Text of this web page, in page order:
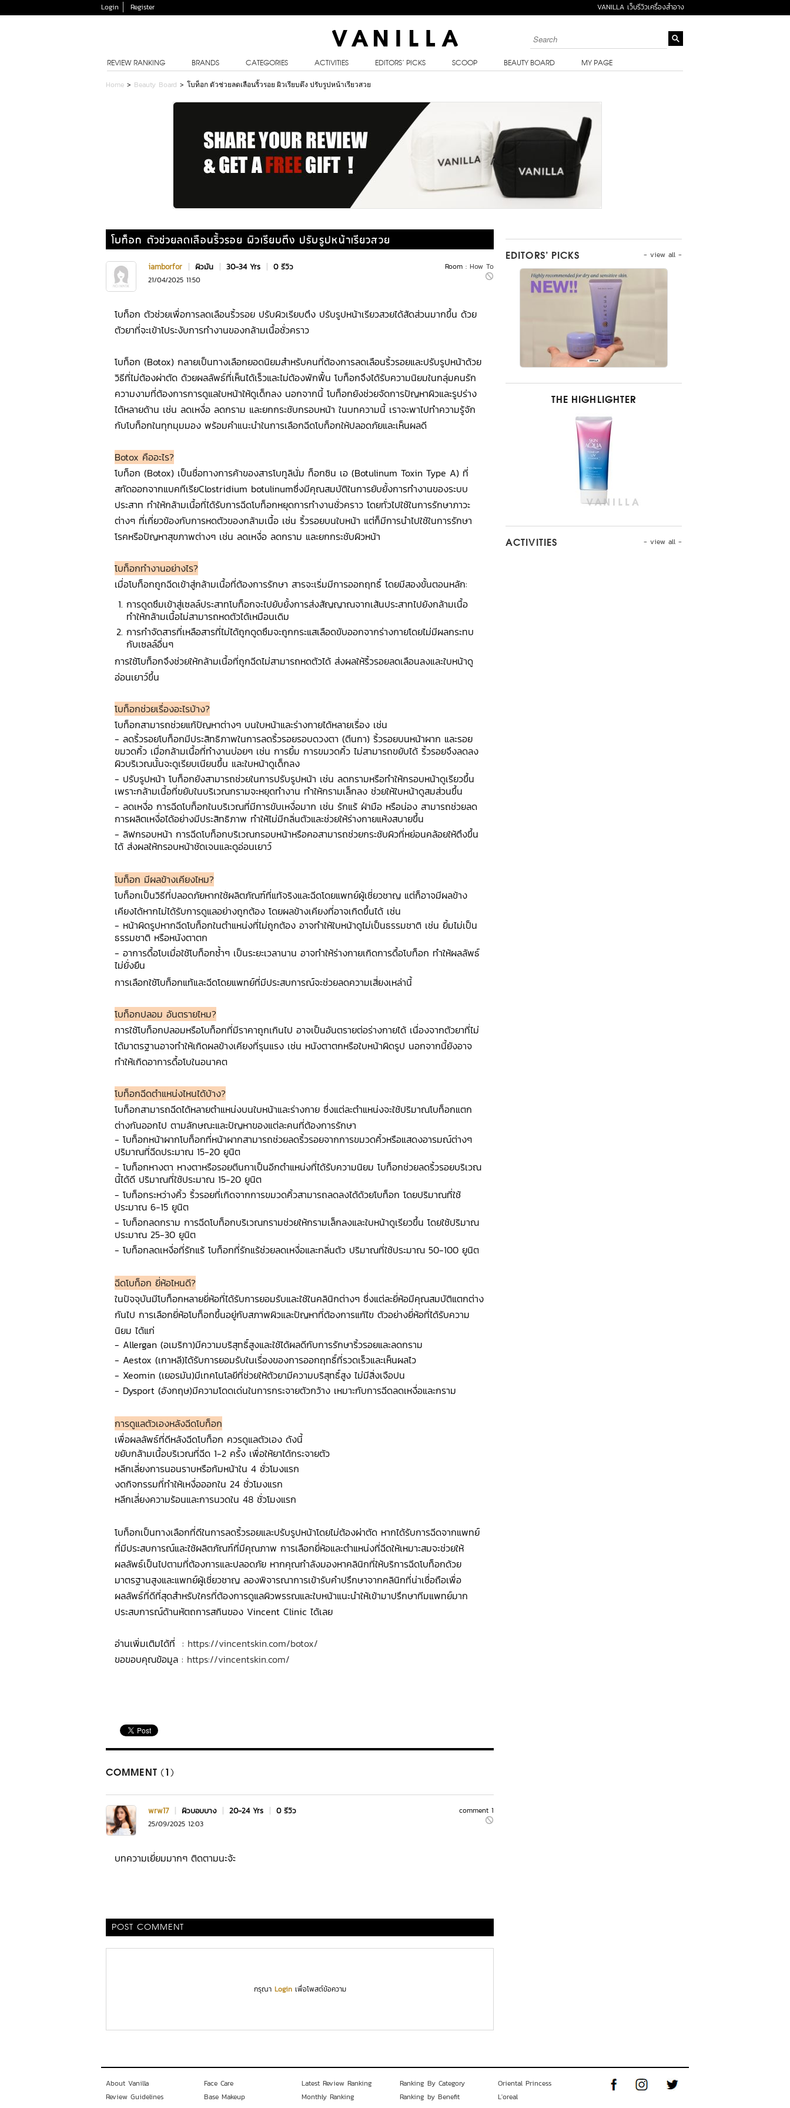
Login Register VANILLA เว็บรีวิวเครื่องสำอาง
REVIEW RANKING BRANDS CATEGORIES ACTIVITIES EDITORS’ PICKS SCOOP BEAUTY BOARD MY PAGE
Home > Beauty Board > โบท็อก ตัวช่วยลดเลือนริ้วรอย ผิวเรียบตึง ปรับรูปหน้าเรียวสวย
โบท็อก ตัวช่วยลดเลือนริ้วรอย ผิวเรียบตึง ปรับรูปหน้าเรียวสวย
Room : How To
iamborfor | ผิวมัน | 30-34 Yrs | 0 รีวิว
21/04/2025 11:50
โบท็อก ตัวช่วยเพื่อการลดเลือนริ้วรอย ปรับผิวเรียบตึง ปรับรูปหน้าเรียวสวยได้สัดส่วนมากขึ้น ด้วย
ตัวยาที่จะเข้าไประงับการทำงานของกล้ามเนื้อชั่วคราว
โบท็อก (Botox) กลายเป็นทางเลือกยอดนิยมสำหรับคนที่ต้องการลดเลือนริ้วรอยและปรับรูปหน้าด้วย
วิธีที่ไม่ต้องผ่าตัด ด้วยผลลัพธ์ที่เห็นได้เร็วและไม่ต้องพักฟื้น โบท็อกจึงได้รับความนิยมในกลุ่มคนรัก
ความงามที่ต้องการการดูแลใบหน้าให้ดูเด็กลง นอกจากนี้ โบท็อกยังช่วยจัดการปัญหาผิวและรูปร่าง
ได้หลายด้าน เช่น ลดเหงื่อ ลดกราม และยกกระชับกรอบหน้า ในบทความนี้ เราจะพาไปทำความรู้จัก
กับโบท็อกในทุกมุมมอง พร้อมคำแนะนำในการเลือกฉีดโบท็อกให้ปลอดภัยและเห็นผลดี
Botox คืออะไร?
โบท็อก (Botox) เป็นชื่อทางการค้าของสารโบทูลินั่ม ท็อกซิน เอ (Botulinum Toxin Type A) ที่
สกัดออกจากแบคทีเรียClostridium botulinumซึ่งมีคุณสมบัติในการยับยั้งการทำงานของระบบ
ประสาท ทำให้กล้ามเนื้อที่ได้รับการฉีดโบท็อกหยุดการทำงานชั่วคราว โดยทั่วไปใช้ในการรักษาภาวะ
ต่างๆ ที่เกี่ยวข้องกับการหดตัวของกล้ามเนื้อ เช่น ริ้วรอยบนใบหน้า แต่ก็มีการนำไปใช้ในการรักษา
โรคหรือปัญหาสุขภาพต่างๆ เช่น ลดเหงื่อ ลดกราม และยกกระชับผิวหน้า
โบท็อกทำงานอย่างไร?
เมื่อโบท็อกถูกฉีดเข้าสู่กล้ามเนื้อที่ต้องการรักษา สารจะเริ่มมีการออกฤทธิ์ โดยมีสองขั้นตอนหลัก:
การดูดซึมเข้าสู่เซลล์ประสาทโบท็อกจะไปยับยั้งการส่งสัญญาณจากเส้นประสาทไปยังกล้ามเนื้อ
ทำให้กล้ามเนื้อไม่สามารถหดตัวได้เหมือนเดิม
การกำจัดสารที่เหลือสารที่ไม่ได้ถูกดูดซึมจะถูกกระแสเลือดขับออกจากร่างกายโดยไม่มีผลกระทบ
กับเซลล์อื่นๆ
การใช้โบท็อกจึงช่วยให้กล้ามเนื้อที่ถูกฉีดไม่สามารถหดตัวได้ ส่งผลให้ริ้วรอยลดเลือนลงและใบหน้าดู
อ่อนเยาว์ขึ้น
โบท็อกช่วยเรื่องอะไรบ้าง?
โบท็อกสามารถช่วยแก้ปัญหาต่างๆ บนใบหน้าและร่างกายได้หลายเรื่อง เช่น
- ลดริ้วรอยโบท็อกมีประสิทธิภาพในการลดริ้วรอยรอบดวงตา (ตีนกา) ริ้วรอยบนหน้าผาก และรอย
ขมวดคิ้ว เมื่อกล้ามเนื้อที่ทำงานบ่อยๆ เช่น การยิ้ม การขมวดคิ้ว ไม่สามารถขยับได้ ริ้วรอยจึงลดลง
ผิวบริเวณนั้นจะดูเรียบเนียนขึ้น และใบหน้าดูเด็กลง
- ปรับรูปหน้า โบท็อกยังสามารถช่วยในการปรับรูปหน้า เช่น ลดกรามหรือทำให้กรอบหน้าดูเรียวขึ้น
เพราะกล้ามเนื้อที่ขยับในบริเวณกรามจะหยุดทำงาน ทำให้กรามเล็กลง ช่วยให้ใบหน้าดูสมส่วนขึ้น
- ลดเหงื่อ การฉีดโบท็อกในบริเวณที่มีการขับเหงื่อมาก เช่น รักแร้ ฝ่ามือ หรือน่อง สามารถช่วยลด
การผลิตเหงื่อได้อย่างมีประสิทธิภาพ ทำให้ไม่มีกลิ่นตัวและช่วยให้ร่างกายแห้งสบายขึ้น
- ลิฟกรอบหน้า การฉีดโบท็อกบริเวณกรอบหน้าหรือคอสามารถช่วยกระชับผิวที่หย่อนคล้อยให้ตึงขึ้น
ได้ ส่งผลให้กรอบหน้าชัดเจนและดูอ่อนเยาว์
โบท็อก มีผลข้างเคียงไหม?
โบท็อกเป็นวิธีที่ปลอดภัยหากใช้ผลิตภัณฑ์ที่แท้จริงและฉีดโดยแพทย์ผู้เชี่ยวชาญ แต่ก็อาจมีผลข้าง
เคียงได้หากไม่ได้รับการดูแลอย่างถูกต้อง โดยผลข้างเคียงที่อาจเกิดขึ้นได้ เช่น
- หน้าผิดรูปหากฉีดโบท็อกในตำแหน่งที่ไม่ถูกต้อง อาจทำให้ใบหน้าดูไม่เป็นธรรมชาติ เช่น ยิ้มไม่เป็น
ธรรมชาติ หรือหนังตาตก
- อาการดื้อโบเมื่อใช้โบท็อกซ้ำๆ เป็นระยะเวลานาน อาจทำให้ร่างกายเกิดการดื้อโบท็อก ทำให้ผลลัพธ์
ไม่ยั่งยืน
การเลือกใช้โบท็อกแท้และฉีดโดยแพทย์ที่มีประสบการณ์จะช่วยลดความเสี่ยงเหล่านี้
โบท็อกปลอม อันตรายไหม?
การใช้โบท็อกปลอมหรือโบท็อกที่มีราคาถูกเกินไป อาจเป็นอันตรายต่อร่างกายได้ เนื่องจากตัวยาที่ไม่
ได้มาตรฐานอาจทำให้เกิดผลข้างเคียงที่รุนแรง เช่น หนังตาตกหรือใบหน้าผิดรูป นอกจากนี้ยังอาจ
ทำให้เกิดอาการดื้อโบในอนาคต
โบท็อกฉีดตำแหน่งไหนได้บ้าง?
โบท็อกสามารถฉีดได้หลายตำแหน่งบนใบหน้าและร่างกาย ซึ่งแต่ละตำแหน่งจะใช้ปริมาณโบท็อกแตก
ต่างกันออกไป ตามลักษณะและปัญหาของแต่ละคนที่ต้องการรักษา
- โบท็อกหน้าผากโบท็อกที่หน้าผากสามารถช่วยลดริ้วรอยจากการขมวดคิ้วหรือแสดงอารมณ์ต่างๆ
ปริมาณที่ฉีดประมาณ 15-20 ยูนิต
- โบท็อกหางตา หางตาหรือรอยตีนกาเป็นอีกตำแหน่งที่ได้รับความนิยม โบท็อกช่วยลดริ้วรอยบริเวณ
นี้ได้ดี ปริมาณที่ใช้ประมาณ 15-20 ยูนิต
- โบท็อกระหว่างคิ้ว ริ้วรอยที่เกิดจากการขมวดคิ้วสามารถลดลงได้ด้วยโบท็อก โดยปริมาณที่ใช้
ประมาณ 6-15 ยูนิต
- โบท็อกลดกราม การฉีดโบท็อกบริเวณกรามช่วยให้กรามเล็กลงและใบหน้าดูเรียวขึ้น โดยใช้ปริมาณ
ประมาณ 25-30 ยูนิต
- โบท็อกลดเหงื่อที่รักแร้ โบท็อกที่รักแร้ช่วยลดเหงื่อและกลิ่นตัว ปริมาณที่ใช้ประมาณ 50-100 ยูนิต
ฉีดโบท็อก ยี่ห้อไหนดี?
ในปัจจุบันมีโบท็อกหลายยี่ห้อที่ได้รับการยอมรับและใช้ในคลินิกต่างๆ ซึ่งแต่ละยี่ห้อมีคุณสมบัติแตกต่าง
กันไป การเลือกยี่ห้อโบท็อกขึ้นอยู่กับสภาพผิวและปัญหาที่ต้องการแก้ไข ตัวอย่างยี่ห้อที่ได้รับความ
นิยม ได้แก่
- Allergan (อเมริกา)มีความบริสุทธิ์สูงและใช้ได้ผลดีกับการรักษาริ้วรอยและลดกราม
- Aestox (เกาหลี)ได้รับการยอมรับในเรื่องของการออกฤทธิ์ที่รวดเร็วและเห็นผลไว
- Xeomin (เยอรมัน)มีเทคโนโลยีที่ช่วยให้ตัวยามีความบริสุทธิ์สูง ไม่มีสิ่งเจือปน
- Dysport (อังกฤษ)มีความโดดเด่นในการกระจายตัวกว้าง เหมาะกับการฉีดลดเหงื่อและกราม
การดูแลตัวเองหลังฉีดโบท็อก
เพื่อผลลัพธ์ที่ดีหลังฉีดโบท็อก ควรดูแลตัวเอง ดังนี้
ขยับกล้ามเนื้อบริเวณที่ฉีด 1-2 ครั้ง เพื่อให้ยาได้กระจายตัว
หลีกเลี่ยงการนอนราบหรือก้มหน้าใน 4 ชั่วโมงแรก
งดกิจกรรมที่ทำให้เหงื่อออกใน 24 ชั่วโมงแรก
หลีกเลี่ยงความร้อนและการนวดใน 48 ชั่วโมงแรก
โบท็อกเป็นทางเลือกที่ดีในการลดริ้วรอยและปรับรูปหน้าโดยไม่ต้องผ่าตัด หากได้รับการฉีดจากแพทย์
ที่มีประสบการณ์และใช้ผลิตภัณฑ์ที่มีคุณภาพ การเลือกยี่ห้อและตำแหน่งที่ฉีดให้เหมาะสมจะช่วยให้
ผลลัพธ์เป็นไปตามที่ต้องการและปลอดภัย หากคุณกำลังมองหาคลินิกที่ให้บริการฉีดโบท็อกด้วย
มาตรฐานสูงและแพทย์ผู้เชี่ยวชาญ ลองพิจารณาการเข้ารับคำปรึกษาจากคลินิกที่น่าเชื่อถือเพื่อ
ผลลัพธ์ที่ดีที่สุดสำหรับใครที่ต้องการดูแลผิวพรรณและใบหน้าแนะนำให้เข้ามาปรึกษาทีมแพทย์มาก
ประสบการณ์ด้านหัตถการสกินของ Vincent Clinic ได้เลย
อ่านเพิ่มเติมได้ที่ : https://vincentskin.com/botox/
ขอขอบคุณข้อมูล : https://vincentskin.com/
COMMENT (1)
comment 1
wrw17 | ผิวบอบบาง | 20-24 Yrs | 0 รีวิว
25/09/2025 12:03
บทความเยี่ยมมากๆ ติดตามนะจ้ะ
POST COMMENT
กรุณา Loginเพื่อโพสต์ข้อความ
- view all -
EDITORS’ PICKS
THE HIGHLIGHTER
- view all -
ACTIVITIES
About Vanilla
Review Guidelines
Face Care
Base Makeup
Latest Review Ranking
Monthly Ranking
Ranking By Category
Ranking by Benefit
Oriental Princess
L'oreal